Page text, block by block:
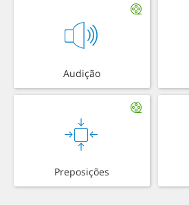
Audição
Preposições